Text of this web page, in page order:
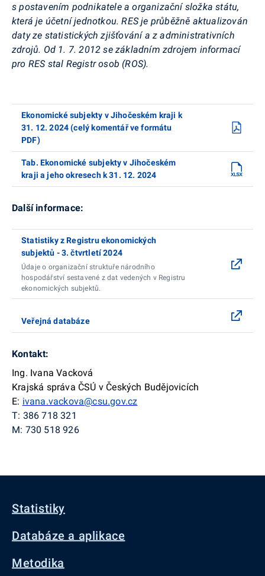
s postavením podnikatele a organizační složka státu,
která je účetní jednotkou.RES je průběžně aktualizován
daty ze statistických zjišťování a z administrativních
zdrojů. Od 1. 7. 2012 se základním zdrojem informací
pro RES stal Registr osob (ROS).
Ekonomické subjekty v Jihočeském kraji k
31. 12. 2024 (celý komentář ve formátu
PDF)
Tab. Ekonomické subjekty v Jihočeském
kraji a jeho okresech k 31. 12. 2024
Další informace:
Statistiky z Registru ekonomických
subjektů - 3. čtvrtletí 2024
Údaje o organizační struktuře národního
hospodářství sestavené z dat vedených v Registru
ekonomických subjektů.
Veřejná databáze
Kontakt:
Ing. Ivana Vacková
Krajská správa ČSÚ v Českých Budějovicích
E: ivana.vackova@csu.gov.cz
T: 386 718 321
M: 730 518 926
Statistiky
Databáze a aplikace
Metodika